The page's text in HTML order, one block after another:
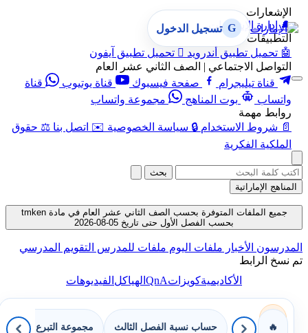
الإشعارات
🔔 إدارة الإشعارات
التطبيقات
🤖 تحميل تطبيق أندرويد  تحميل تطبيق آيفون
التواصل الاجتماعي | الصف الثاني عشر العام
قناة تيليجرام
صفحة فيسبوك قناة يوتيوب
قناة
واتساب
بوت المناهج
مجموعة واتساب
روابط مهمة
📄 شروط الاستخدام 🔒 سياسة الخصوصية ✉️ اتصل بنا ⚖️ حقوق
الملكية الفكرية
G تسجيل الدخول
بحث
المناهج الإماراتية
جميع الملفات المتوفرة بحسب الصف الثاني عشر العام في مادة tmken
بحسب الفصل الأول حتى تاريخ 05-08-2026
المدرسون الأخبار ملفات اليوم ملفات للمدرس التقويم المدرسي
تم نسخ الرابط
الأكاديميةكويزاتQnAالهياكلالفيديوهات
🔥 حساب نسبة الفصل الثالث مجموعة التبرع بالكتب